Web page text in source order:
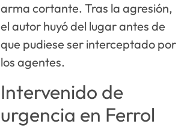
arma cortante. Tras la agresión,
el autor huyó del lugar antes de
que pudiese ser interceptado por
los agentes.
Intervenido de
urgencia en Ferrol